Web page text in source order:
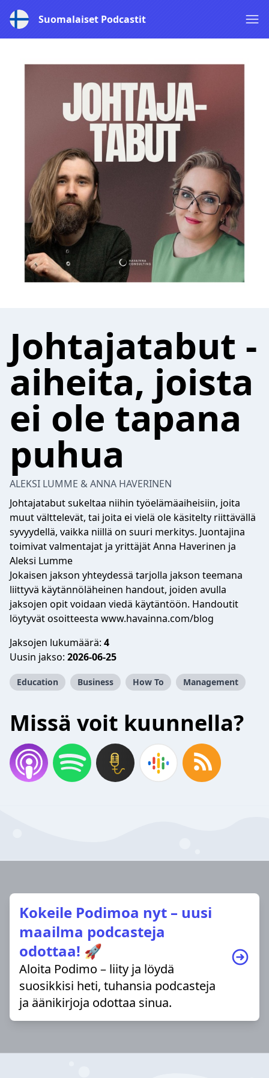
Suomalaiset Podcastit
Johtajatabut -
aiheita, joista
ei ole tapana
puhua
ALEKSI LUMME & ANNA HAVERINEN
Johtajatabut sukeltaa niihin työelämäaiheisiin, joita
muut välttelevät, tai joita ei vielä ole käsitelty riittävällä
syvyydellä, vaikka niillä on suuri merkitys. Juontajina
toimivat valmentajat ja yrittäjät Anna Haverinen ja
Aleksi Lumme
Jokaisen jakson yhteydessä tarjolla jakson teemana
liittyvä käytännöläheinen handout, joiden avulla
jaksojen opit voidaan viedä käytäntöön. Handoutit
löytyvät osoitteesta www.havainna.com/blog
Jaksojen lukumäärä: 4
Uusin jakso: 2026-06-25
Education Business How To Management
Missä voit kuunnella?
Kokeile Podimoa nyt – uusi
maailma podcasteja
odottaa! 🚀
Aloita Podimo – liity ja löydä
suosikkisi heti, tuhansia podcasteja
ja äänikirjoja odottaa sinua.